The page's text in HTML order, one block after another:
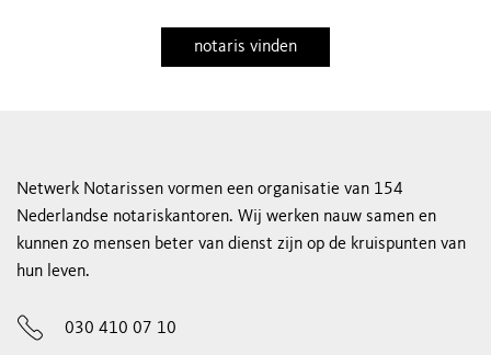
notaris vinden
Netwerk Notarissen vormen een organisatie van 154
Nederlandse notariskantoren. Wij werken nauw samen en
kunnen zo mensen beter van dienst zijn op de kruispunten van
hun leven.
030 410 07 10